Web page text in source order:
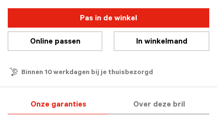
Pas in de winkel
Online passen In winkelmand
Binnen 10 werkdagen bij je thuisbezorgd
Onze garanties Over deze bril